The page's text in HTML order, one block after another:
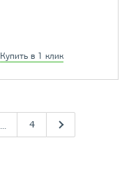
Купить в 1 клик
... 4